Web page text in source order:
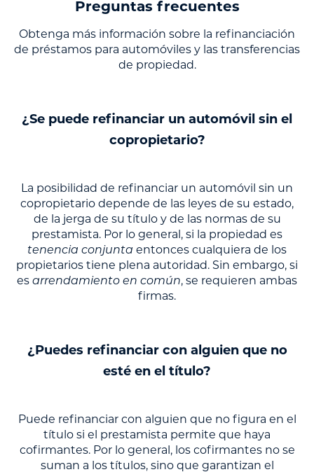
Preguntas frecuentes
Obtenga más información sobre la refinanciación
de préstamos para automóviles y las transferencias
de propiedad.
¿Se puede refinanciar un automóvil sin el
copropietario?
La posibilidad de refinanciar un automóvil sin un
copropietario depende de las leyes de su estado,
de la jerga de su título y de las normas de su
prestamista. Por lo general, si la propiedad es
tenencia conjunta entonces cualquiera de los
propietarios tiene plena autoridad. Sin embargo, si
es arrendamiento en común, se requieren ambas
firmas.
¿Puedes refinanciar con alguien que no
esté en el título?
Puede refinanciar con alguien que no figura en el
título si el prestamista permite que haya
cofirmantes. Por lo general, los cofirmantes no se
suman a los títulos, sino que garantizan el